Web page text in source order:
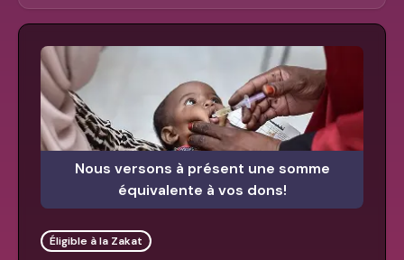
Nous versons à présent une somme
équivalente à vos dons!
Éligible à la Zakat